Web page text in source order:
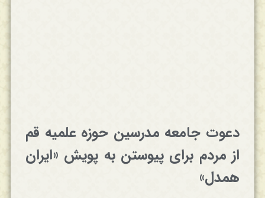
دعوت جامعه مدرسین حوزه علمیه قم
از مردم برای پیوستن به پویش «ایران
همدل»